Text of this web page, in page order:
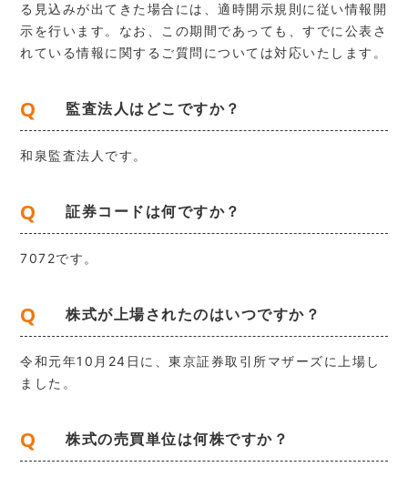
る見込みが出てきた場合には、適時開示規則に従い情報開
示を行います。なお、この期間であっても、すでに公表さ
れている情報に関するご質問については対応いたします。
Q 監査法人はどこですか？
和泉監査法人です。
Q 証券コードは何ですか？
7072です。
Q 株式が上場されたのはいつですか？
令和元年10月24日に、東京証券取引所マザーズに上場し
ました。
Q 株式の売買単位は何株ですか？